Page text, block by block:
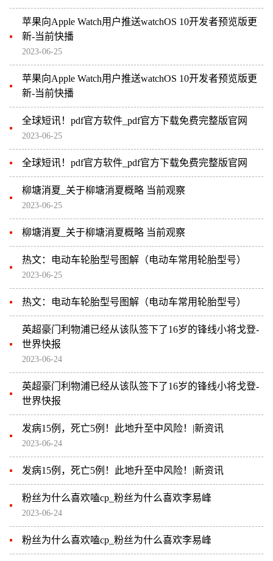
苹果向Apple Watch用户推送watchOS 10开发者预览版更
新-当前快播
2023-06-25
苹果向Apple Watch用户推送watchOS 10开发者预览版更
新-当前快播
全球短讯！pdf官方软件_pdf官方下载免费完整版官网
2023-06-25
全球短讯！pdf官方软件_pdf官方下载免费完整版官网
柳塘消夏_关于柳塘消夏概略 当前观察
2023-06-25
柳塘消夏_关于柳塘消夏概略 当前观察
热文：电动车轮胎型号图解（电动车常用轮胎型号）
2023-06-25
热文：电动车轮胎型号图解（电动车常用轮胎型号）
英超豪门利物浦已经从该队签下了16岁的锋线小将戈登-
世界快报
2023-06-24
英超豪门利物浦已经从该队签下了16岁的锋线小将戈登-
世界快报
发病15例，死亡5例！此地升至中风险！|新资讯
2023-06-24
发病15例，死亡5例！此地升至中风险！|新资讯
粉丝为什么喜欢嗑cp_粉丝为什么喜欢李易峰
2023-06-24
粉丝为什么喜欢嗑cp_粉丝为什么喜欢李易峰